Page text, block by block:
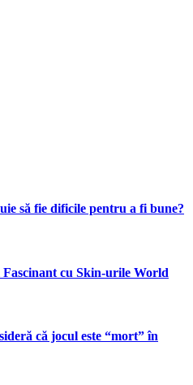
să fie dificile pentru a fi bune?
cu Skin-urile World
că jocul este “mort” în